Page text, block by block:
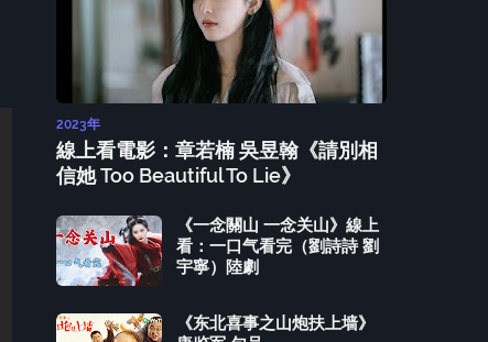
2023年
線上看電影：章若楠 吳昱翰《請別相
信她 Too Beautiful To Lie》
《一念關山 一念关山》線上
看：一口气看完（劉詩詩 劉
宇寧）陸劇
《东北喜事之山炮扶上墙》